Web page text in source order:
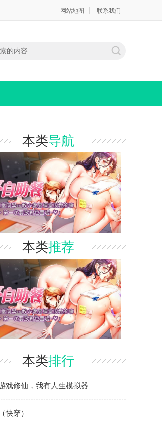
网站地图 联系我们
本类导航
本类推荐
本类排行
戏修仙，我有人生模拟器
快穿）